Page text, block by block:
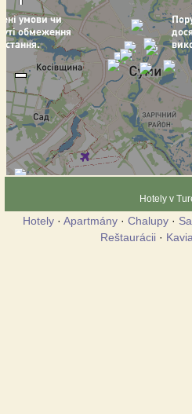
Hotely v
Hotely· Apartmány· Chalupy·
Reštaurácii·